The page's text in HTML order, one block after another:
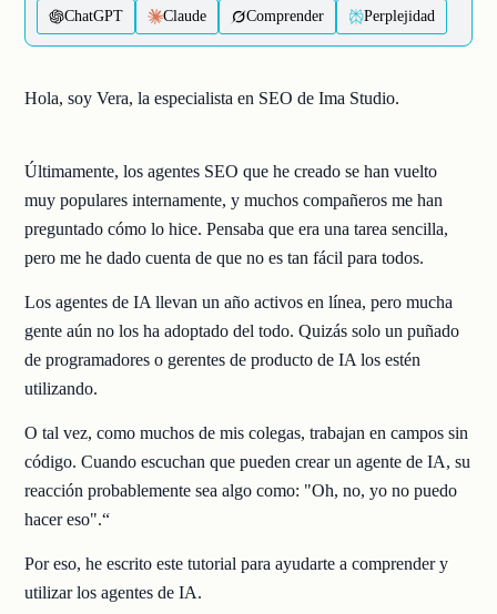
ChatGPT Claude Comprender Perplejidad
Hola, soy Vera, la especialista en SEO de Ima Studio.
Últimamente, los agentes SEO que he creado se han vuelto
muy populares internamente, y muchos compañeros me han
preguntado cómo lo hice. Pensaba que era una tarea sencilla,
pero me he dado cuenta de que no es tan fácil para todos.
Los agentes de IA llevan un año activos en línea, pero mucha
gente aún no los ha adoptado del todo. Quizás solo un puñado
de programadores o gerentes de producto de IA los estén
utilizando.
O tal vez, como muchos de mis colegas, trabajan en campos sin
código. Cuando escuchan que pueden crear un agente de IA, su
reacción probablemente sea algo como: "Oh, no, yo no puedo
hacer eso".“
Por eso, he escrito este tutorial para ayudarte a comprender y
utilizar los agentes de IA.